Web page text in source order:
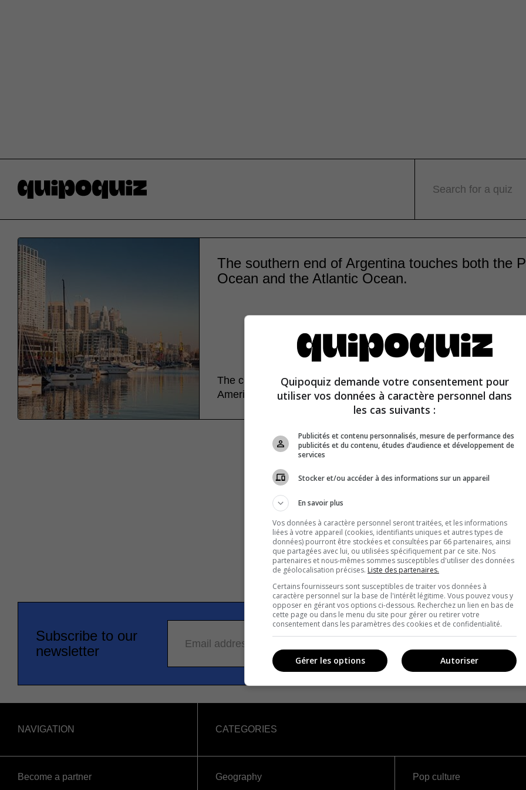
Search for a quiz
The southern end of Argentina touches both the
Ocean and the Atlantic Ocean.
The coasts of Argentina are only on the Atlantic Ocean side of
America.
Subscribe to our
newsletter
Email address
NAVIGATION
Become a partner
CATEGORIES
Geography
Pop culture
Quipoquiz demande votre consentement pour
utiliser vos données à caractère personnel dans
les cas suivants :
Publicités et contenu personnalisés, mesure de performance des
publicités et du contenu, études d’audience et développement de
services
Stocker et/ou accéder à des informations sur un appareil
En savoir plus
Vos données à caractère personnel seront traitées, et les informations
liées à votre appareil (cookies, identifiants uniques et autres types de
données) pourront être stockées et consultées par 66 partenaires, ainsi
que partagées avec lui, ou utilisées spécifiquement par ce site. Nos
partenaires et nous-mêmes sommes susceptibles d'utiliser des données
de géolocalisation précises. Liste des partenaires.
Certains fournisseurs sont susceptibles de traiter vos données à
caractère personnel sur la base de l'intérêt légitime. Vous pouvez vous y
opposer en gérant vos options ci-dessous. Recherchez un lien en bas de
cette page ou dans le menu du site pour gérer ou retirer votre
consentement dans les paramètres des cookies et de confidentialité.
Autoriser
Gérer les options